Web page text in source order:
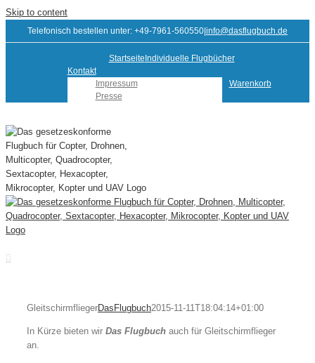
Skip to content
Telefonisch bestellen unter: +49-7961-560550 info@dasflugbuch.de
Startseite Individuelle Flugbücher
Kontakt
Impressum
Presse
Warenkorb
GleitschirmfliegerDasFlugbuch2015-11-11T18:04:14+01:00
In Kürze bieten wir Das Flugbuch auch für Gleitschirmflieger
an.